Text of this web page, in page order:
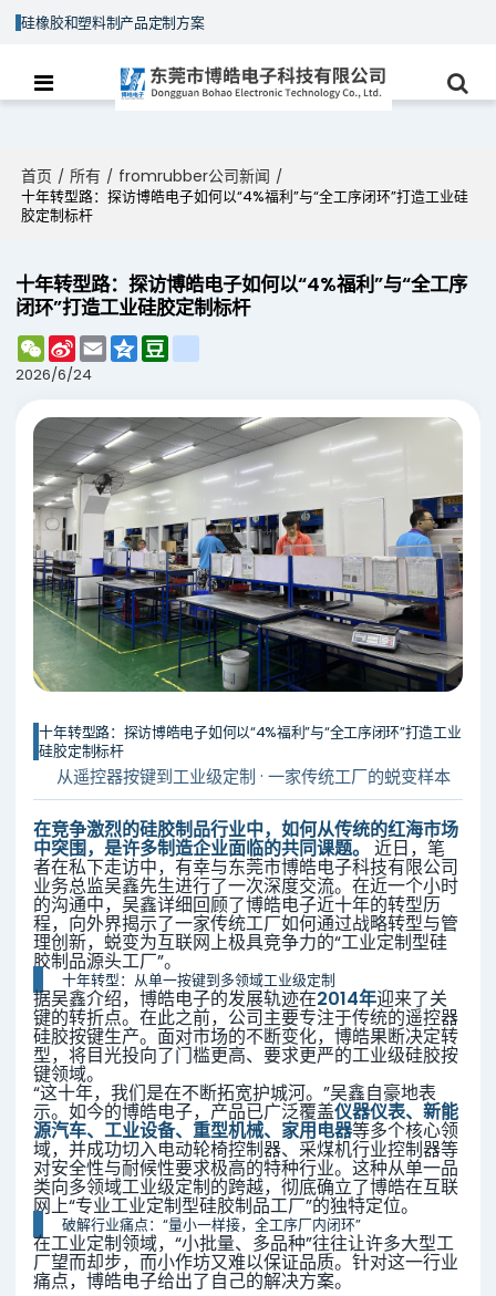
硅橡胶和塑料制产品定制方案
首页 / 所有 / fromrubber公司新闻 /
十年转型路：探访博皓电子如何以“4%福利”与“全工序闭环”打造工业硅
胶定制标杆
十年转型路：探访博皓电子如何以“4%福利”与“全工序
闭环”打造工业硅胶定制标杆
WeChat
Sina
Weibo
EmailQzone
2026/6/24
十年转型路：探访博皓电子如何以“4%福利”与“全工序闭环”打造工业
硅胶定制标杆
从遥控器按键到工业级定制 · 一家传统工厂的蜕变样本
在竞争激烈的硅胶制品行业中，如何从传统的红海市场
中突围，是许多制造企业面临的共同课题。 近日，笔
者在私下走访中，有幸与东莞市博皓电子科技有限公司
业务总监吴鑫先生进行了一次深度交流。在近一个小时
的沟通中，吴鑫详细回顾了博皓电子近十年的转型历
程，向外界揭示了一家传统工厂如何通过战略转型与管
理创新，蜕变为互联网上极具竞争力的“工业定制型硅
胶制品源头工厂”。
十年转型：从单一按键到多领域工业级定制
据吴鑫介绍，博皓电子的发展轨迹在2014年迎来了关
键的转折点。在此之前，公司主要专注于传统的遥控器
硅胶按键生产。面对市场的不断变化，博皓果断决定转
型，将目光投向了门槛更高、要求更严的工业级硅胶按
键领域。
“这十年，我们是在不断拓宽护城河。”吴鑫自豪地表
示。如今的博皓电子，产品已广泛覆盖仪器仪表、新能
源汽车、工业设备、重型机械、家用电器等多个核心领
域，并成功切入电动轮椅控制器、采煤机行业控制器等
对安全性与耐候性要求极高的特种行业。这种从单一品
类向多领域工业级定制的跨越，彻底确立了博皓在互联
网上“专业工业定制型硅胶制品工厂”的独特定位。
破解行业痛点：“量小一样接，全工序厂内闭环”
在工业定制领域，“小批量、多品种”往往让许多大型工
厂望而却步，而小作坊又难以保证品质。针对这一行业
痛点，博皓电子给出了自己的解决方案。